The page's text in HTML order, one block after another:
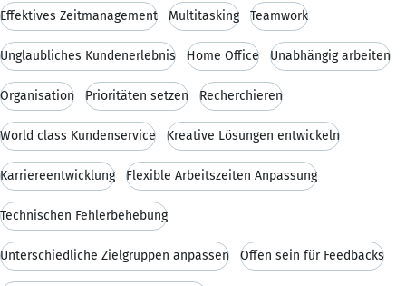
Effektives Zeitmanagement Multitasking Teamwork
Unglaubliches Kundenerlebnis Home Office Unabhängig arbeiten
Organisation Prioritäten setzen Recherchieren
World class Kundenservice Kreative Lösungen entwickeln
Karriereentwicklung Flexible Arbeitszeiten Anpassung
Technischen Fehlerbehebung
Unterschiedliche Zielgruppen anpassen Offen sein für Feedbacks